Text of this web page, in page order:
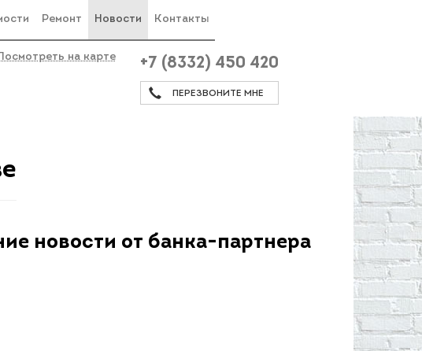
Ремонт Новости Контакты
на карте +7 (8332) 450 420
ПЕРЕЗВОНИТЕ МНЕ
новости от банка-партнера